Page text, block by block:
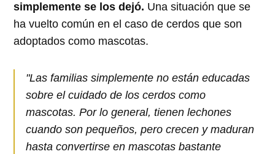
simplemente se los dejó. Una situación que se
ha vuelto común en el caso de cerdos que son
adoptados como mascotas.
"Las familias simplemente no están educadas
sobre el cuidado de los cerdos como
mascotas. Por lo general, tienen lechones
cuando son pequeños, pero crecen y maduran
hasta convertirse en mascotas bastante